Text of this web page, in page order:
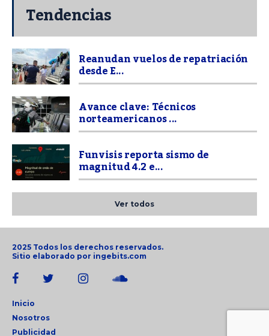
Tendencias
Reanudan vuelos de repatriación
desde E...
Avance clave: Técnicos
norteamericanos ...
Funvisis reporta sismo de
magnitud 4.2 e...
Ver todos
2025 Todos los derechos reservados.
Sitio elaborado por ingebits.com
Inicio
Nosotros
Publicidad